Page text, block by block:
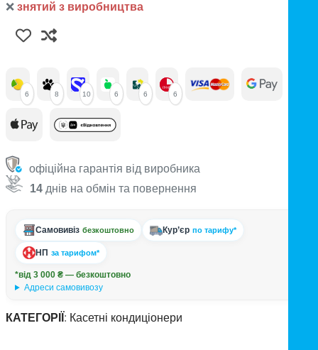
❌ знятий з виробництва
6 8 10 6 6 6
офіційна гарантія від виробника
14 днів на обмін та повернення
Самовивіз безкоштовно Кур’єр по тарифу*
НП за тарифом*
*від 3 000 ₴ — безкоштовно
Адреси самовивозу
КАТЕГОРІЇ : Касетні кондиціонери